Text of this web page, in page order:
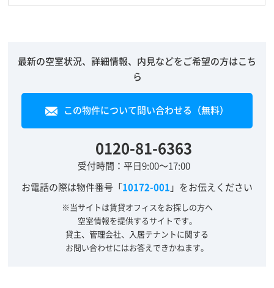
最新の空室状況、詳細情報、内見などをご希望の方はこち
ら
この物件について問い合わせる（無料）
0120-81-6363
受付時間：平日9:00～17:00
お電話の際は物件番号「10172-001 」をお伝えください
※当サイトは賃貸オフィスをお探しの方へ
空室情報を提供するサイトです。
貸主、管理会社、入居テナントに関する
お問い合わせにはお答えできかねます。